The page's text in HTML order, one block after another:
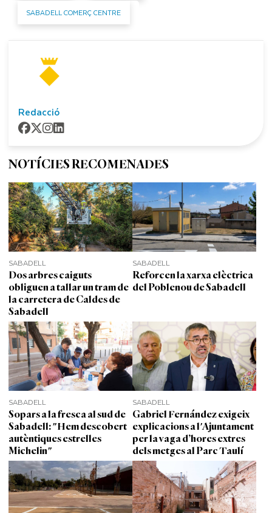
SABADELL COMERÇ CENTRE
Redacció
NOTÍCIES RECOMENADES
SABADELL
Dos arbres caiguts
obliguen a tallar un tram de
la carretera de Caldes de
Sabadell
SABADELL
Reforcen la xarxa elèctrica
del Poblenou de Sabadell
SABADELL
Sopars a la fresca al sud de
Sabadell: "Hem descobert
autèntiques estrelles
Michelin"
SABADELL
Gabriel Fernández exigeix
explicacions a l'Ajuntament
per la vaga d’hores extres
dels metges al Parc Taulí